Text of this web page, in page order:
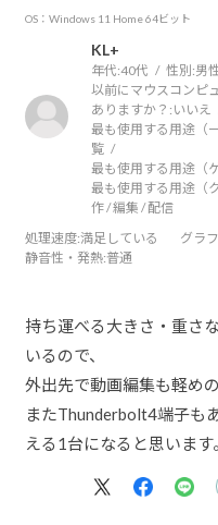
OS：Windows 11 Home 64ビット
KL+
年代:40代 性別:男
以前にマウスコンピ
ありますか？: いいえ
最も使用する用途（
覧
最も使用する用途（
最も使用する用途（
作 / 編集 / 配信
処理速度:満足している グラ
静音性・発熱:普通
持ち運べる大きさ・重さ
いるので、
外出先で動画編集も軽め
またThunderbolt4端子も
える1台になると思います。